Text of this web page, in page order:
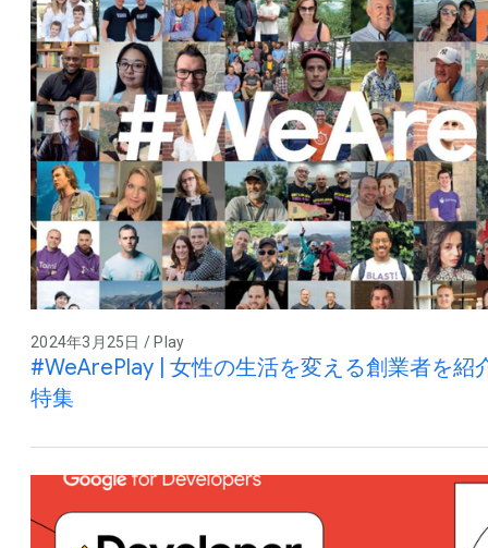
2024年3月25日 / Play
#WeArePlay | 女性の生活を変える創業者を紹
特集